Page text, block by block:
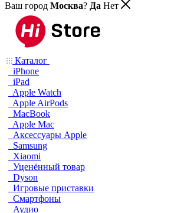
Ваш город Москва? Да Нет
Каталог
iPhone
iPad
Apple Watch
Apple AirPods
MacBook
Apple Mac
Аксессуары Apple
Samsung
Xiaomi
Уценённый товар
Dyson
Игровые приставки
Смартфоны
Аудио